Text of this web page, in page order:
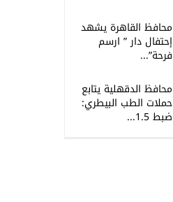
محافظ القاهرة يشهد
إحتفال دار ” ارسم
فرحة”...
محافظ الدقهلية يتابع
حملات الطب البيطري:
ضبط 1.5...